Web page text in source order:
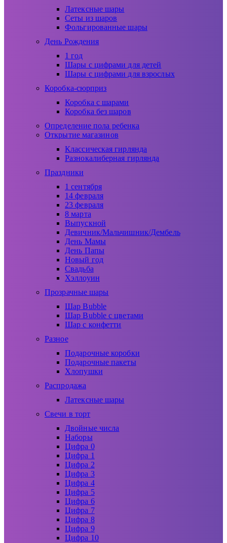
Латексные шары
Сеты из шаров
Фольгированные шары
День Рождения
1 год
Шары с цифрами для детей
Шары с цифрами для взрослых
Коробка-сюрприз
Коробка с шарами
Коробка без шаров
Определение пола ребенка
Открытие магазинов
Классическая гирлянда
Разнокалиберная гирлянда
Праздники
1 сентября
14 февраля
23 февраля
8 марта
Выпускной
Девичник/Мальчишник/Дембель
День Мамы
День Папы
Новый год
Свадьба
Хэллоуин
Прозрачные шары
Шар Bubble
Шар Bubble с цветами
Шар с конфетти
Разное
Подарочные коробки
Подарочные пакеты
Хлопушки
Распродажа
Латексные шары
Свечи в торт
Двойные числа
Наборы
Цифра 0
Цифра 1
Цифра 2
Цифра 3
Цифра 4
Цифра 5
Цифра 6
Цифра 7
Цифра 8
Цифра 9
Цифра 10